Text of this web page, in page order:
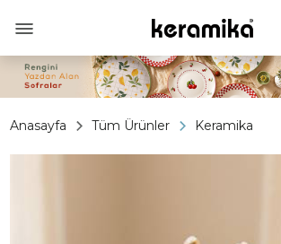
Anasayfa Tüm Ürünler Keramika